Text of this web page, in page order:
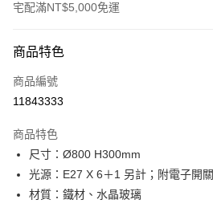
宅配滿NT$5,000免運
信用卡一次付款
LINE Pay
街口支付
悠遊付
商品特色
商品編號
11843333
商品特色
尺寸：Ø800 H300mm
光源：E27 X 6＋1 另計；附電子開關
材質：鐵材、水晶玻璃